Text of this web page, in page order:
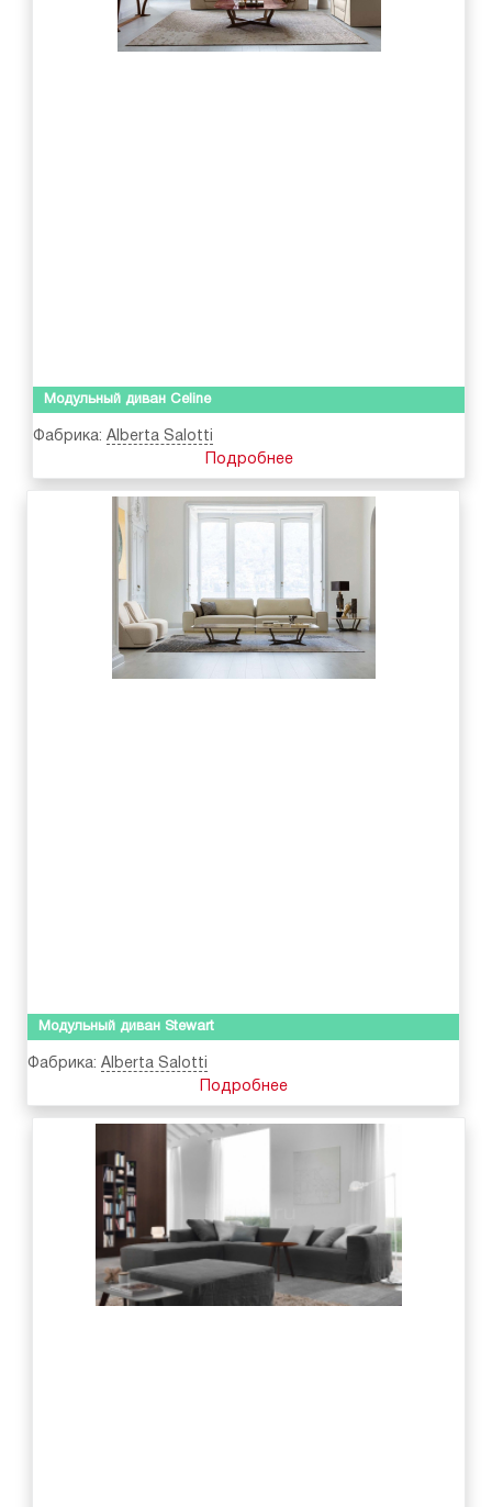
Модульный диван Celine
Фабрика: Alberta Salotti
Подробнее
Модульный диван Stewart
Фабрика: Alberta Salotti
Подробнее